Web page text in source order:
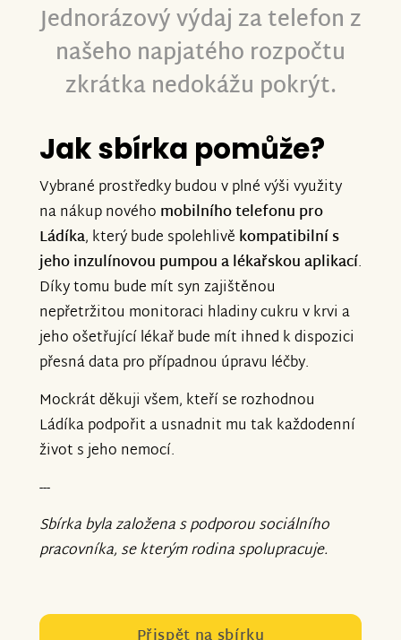
Jednorázový výdaj za telefon z
našeho napjatého rozpočtu
zkrátka nedokážu pokrýt.
Jak sbírka pomůže?
Vybrané prostředky budou v plné výši využity
na nákup nového mobilního telefonu pro
Ládíka, který bude spolehlivě kompatibilní s
jeho inzulínovou pumpou a lékařskou aplikací.
Díky tomu bude mít syn zajištěnou
nepřetržitou monitoraci hladiny cukru v krvi a
jeho ošetřující lékař bude mít ihned k dispozici
přesná data pro případnou úpravu léčby.
Mockrát děkuji všem, kteří se rozhodnou
Ládíka podpořit a usnadnit mu tak každodenní
život s jeho nemocí.
---
Sbírka byla založena s podporou sociálního
pracovníka, se kterým rodina spolupracuje.